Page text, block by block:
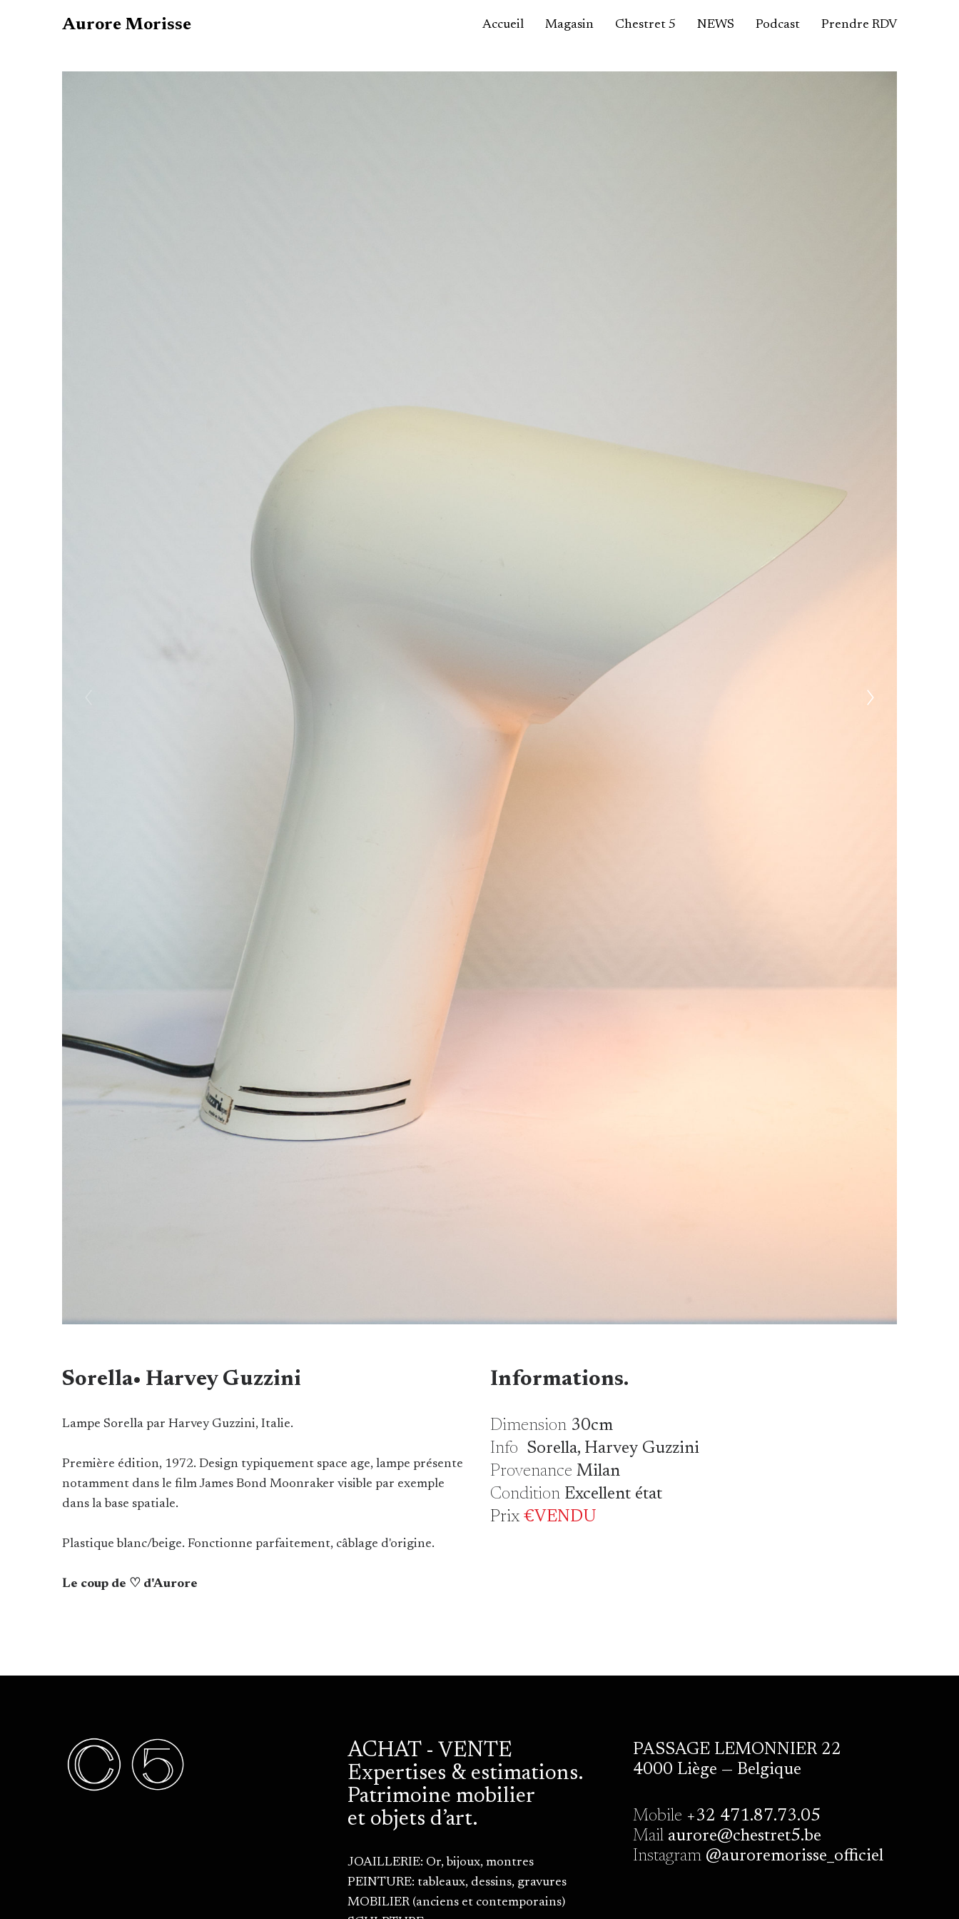
Aurore Morisse Accueil Magasin Chestret 5 NEWS Podcast Prendre RDV
Sorella• Harvey Guzzini
Lampe Sorella par Harvey Guzzini, Italie.
Première édition, 1972. Design typiquement space age, lampe présente
notamment dans le film James Bond Moonraker visible par exemple
dans la base spatiale.
Plastique blanc/beige. Fonctionne parfaitement, câblage d'origine.
Le coup de ♡ d'Aurore
Informations.
Dimension30cm
Info Sorella, Harvey Guzzini
Provenance Milan
Condition Excellent état
Prix€VENDU
ACHAT - VENTE
Expertises & estimations.
Patrimoine mobilier
et objets d’art.
JOAILLERIE: Or, bijoux, montres
PEINTURE: tableaux, dessins, gravures
MOBILIER (anciens et contemporains)
PASSAGE LEMONNIER 22
4000 Liège — Belgique
Mobile +32 471.87.73.05
Mailaurore@chestret5.be
Instagram@auroremorisse_officiel